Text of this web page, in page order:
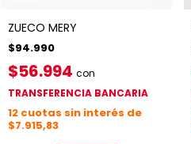
ZUECO MERY
$94.990
$56.994 con
TRANSFERENCIA BANCARIA
12 cuotas sin interés de
$7.915,83